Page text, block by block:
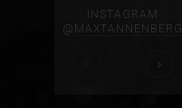
INSTAGRAM
@ MAXTANNENBERG